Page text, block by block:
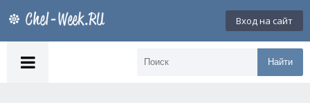
Вход на сайт
Найти